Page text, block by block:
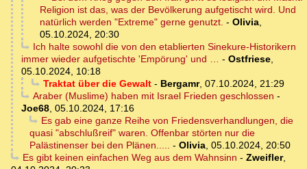
Religion ist das, was der Bevölkerung aufgetischt wird. Und
natürlich werden "Extreme" gerne genutzt. - Olivia,
05.10.2024, 20:30
Ich halte sowohl die von den etablierten Sinekure-Historikern
immer wieder aufgetischte 'Empörung' und … - Ostfriese,
05.10.2024, 10:18
Traktat über die Gewalt- Bergamr, 07.10.2024, 21:29
Araber (Muslime) haben mit Israel Frieden geschlossen -
Joe68, 05.10.2024, 17:16
Es gab eine ganze Reihe von Friedensverhandlungen, die
quasi "abschlußreif" waren. Offenbar störten nur die
Palästinenser bei den Plänen..... - Olivia, 05.10.2024, 20:50
Es gibt keinen einfachen Weg aus dem Wahnsinn - Zweifler,